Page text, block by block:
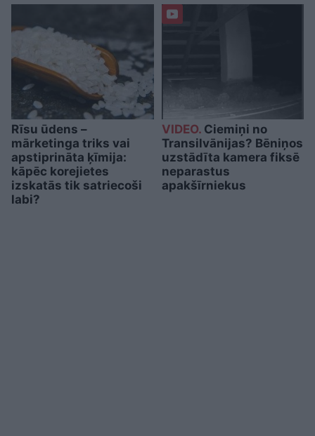
Rīsu ūdens –
mārketinga triks vai
apstiprināta ķīmija:
kāpēc korejietes
izskatās tik satriecoši
labi?
VIDEO.Ciemiņi no
Transilvānijas? Bēniņos
uzstādīta kamera fiksē
neparastus
apakšīrniekus